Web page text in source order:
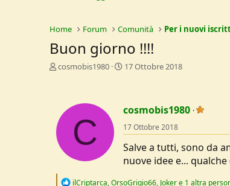
Home Forum Comunità Per i nuovi
Buon giorno !!!!
C
o
e
D
cosmobis1980
D
d
I
n
i
z
17 Ottobre 2018
C
cosmobis1980
17 Ottobre 2018
Salve a tutti, sono da
nuove idee e...
RilCriptarca,OrsoGrigio66, Jokere 1 altra